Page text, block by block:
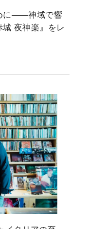
に――神域で響
城 夜神楽』をレ